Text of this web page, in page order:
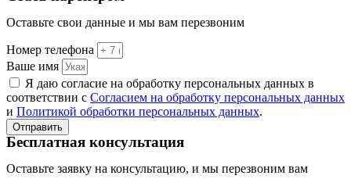
Оставьте свои данные и мы вам перезвоним
Номер телефона
Ваше имя
Я даю согласие на обработку персональных данных в
соответствии с Согласием на обработку персональных данных
и Политикой обработки персональных данных.
Отправить
Бесплатная консультация
Оставьте заявку на консультацию, и мы перезвоним вам